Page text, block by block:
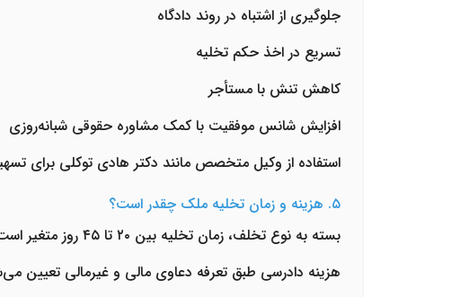
جلوگیری از اشتباه در روند دادگاه
تسریع در اخذ حکم تخلیه
کاهش تنش با مستأجر
افزایش شانس موفقیت با کمک مشاوره حقوقی شبانه‌روزی
استفاده از وکیل متخصص مانند دکتر هادی توکلی برای
۵. هزینه و زمان تخلیه ملک چقدر است؟
بسته به نوع تخلف، زمان تخلیه بین ۲۰ تا ۴۵ روز متغیر است
هزینه دادرسی طبق تعرفه دعاوی مالی و غیرمالی تعیین